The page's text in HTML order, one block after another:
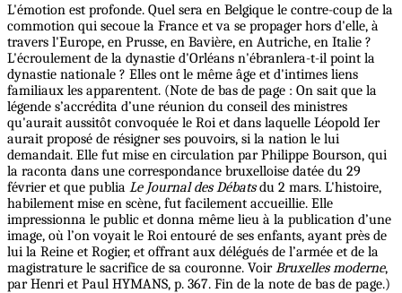
L'émotion est profonde. Quel sera en Belgique le contre-coup de la
commotion qui secoue la France et va se propager hors d'elle, à
travers l'Europe, en Prusse, en Bavière, en Autriche, en Italie ?
L'écroulement de la dynastie d'Orléans n'ébranlera-t-il point la
dynastie nationale ? Elles ont le même âge et d'intimes liens
familiaux les apparentent. (Note de bas de page : On sait que la
légende s’accrédita d’une réunion du conseil des ministres
qu'aurait aussitôt convoquée le Roi et dans laquelle Léopold Ier
aurait proposé de résigner ses pouvoirs, si la nation le lui
demandait. Elle fut mise en circulation par Philippe Bourson, qui
la raconta dans une correspondance bruxelloise datée du 29
février et que publia Le Journal des Débatsdu 2 mars. L'histoire,
habilement mise en scène, fut facilement accueillie. Elle
impressionna le public et donna même lieu à la publication d’une
image, où l’on voyait le Roi entouré de ses enfants, ayant près de
lui la Reine et Rogier, et offrant aux délégués de l’armée et de la
magistrature le sacrifice de sa couronne. Voir Bruxelles moderne,
par Henri et Paul HYMANS, p. 367. Fin de la note de bas de page.)